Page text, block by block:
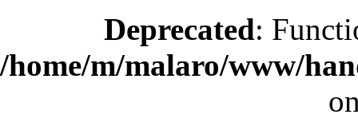
Deprecated:
/home/m/malaro/www/